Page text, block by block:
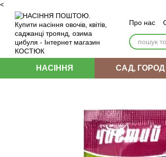
<
Перейти до основного контенту
Про нас
Угода
НАСІННЯ САД, ГОРОД